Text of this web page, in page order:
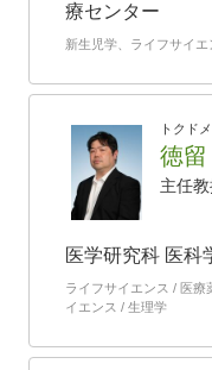
療センター
新生児学、ライフサイ
トクド
徳留
主任
医学研究科 医科
ライフサイエンス / 医療
イエンス / 生理学